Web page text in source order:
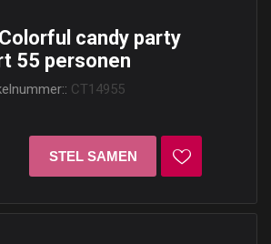
candy party
55 personen
CT14955